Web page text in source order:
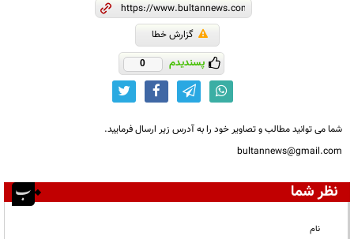
گزارش خطا
پسندیدم 0
شما می توانید مطالب و تصاویر خود را به آدرس زیر ارسال فرمایید.
bultannews@gmail.com
نظر شما
نام